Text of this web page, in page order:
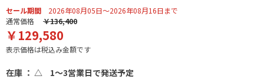
セール期間 2026年08月05日～2026年08月16日まで
通常価格 ￥136,400
￥129,580
表示価格は税込み金額です
在庫 ： △ 1～3営業日で発送予定